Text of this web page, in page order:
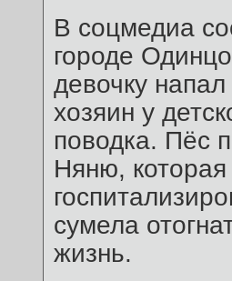
В соцмедиа
городе
девочку
хозяин у
поводка. Пёс
Няню,
сумела
жизнь.